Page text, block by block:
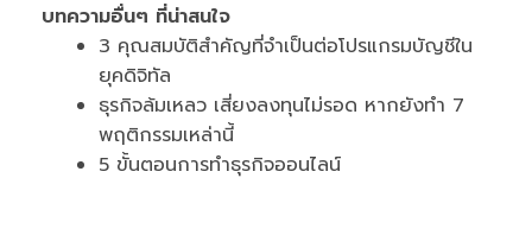
บทความอื่นๆ ที่น่าสนใจ
3 คุณสมบัติสำคัญที่จำเป็นต่อโปรแกรมบัญชีใน
ยุคดิจิทัล
ธุรกิจล้มเหลว เสี่ยงลงทุนไม่รอด หากยังทำ 7
พฤติกรรมเหล่านี้
5 ขั้นตอนการทำธุรกิจออนไลน์